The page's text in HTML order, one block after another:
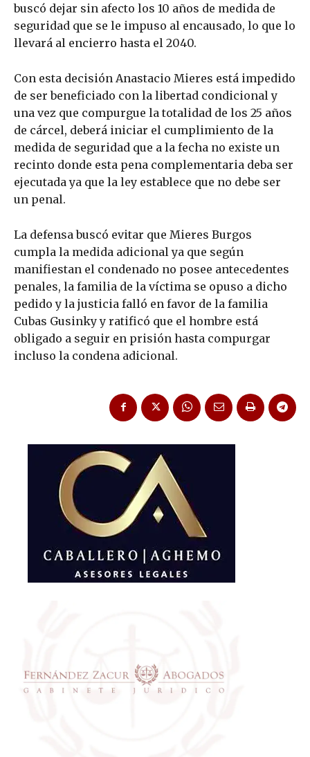
buscó dejar sin afecto los 10 años de medida de
seguridad que se le impuso al encausado, lo que lo
llevará al encierro hasta el 2040.
Con esta decisión Anastacio Mieres está impedido
de ser beneficiado con la libertad condicional y
una vez que compurgue la totalidad de los 25 años
de cárcel, deberá iniciar el cumplimiento de la
medida de seguridad que a la fecha no existe un
recinto donde esta pena complementaria deba ser
ejecutada ya que la ley establece que no debe ser
un penal.
La defensa buscó evitar que Mieres Burgos
cumpla la medida adicional ya que según
manifiestan el condenado no posee antecedentes
penales, la familia de la víctima se opuso a dicho
pedido y la justicia falló en favor de la familia
Cubas Gusinky y ratificó que el hombre está
obligado a seguir en prisión hasta compurgar
incluso la condena adicional.